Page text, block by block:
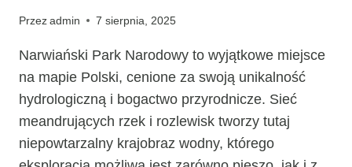
Przezadmin 7 sierpnia, 2025
Narwiański Park Narodowy to wyjątkowe miejsce
na mapie Polski, cenione za swoją unikalność
hydrologiczną i bogactwo przyrodnicze. Sieć
meandrujących rzek i rozlewisk tworzy tutaj
niepowtarzalny krajobraz wodny, którego